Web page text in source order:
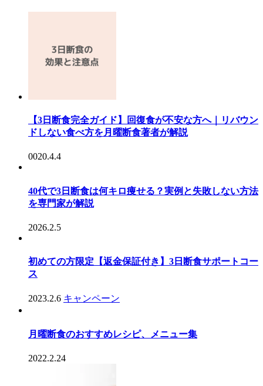
【3日断食完全ガイド】回復食が不安な方へ｜リバウン
ドしない食べ方を月曜断食著者が解説
0020.4.4
40代で3日断食は何キロ痩せる？実例と失敗しない方法
を専門家が解説
2026.2.5
初めての方限定【返金保証付き】3日断食サポートコー
ス
2023.2.6 キャンペーン
月曜断食のおすすめレシピ、メニュー集
2022.2.24